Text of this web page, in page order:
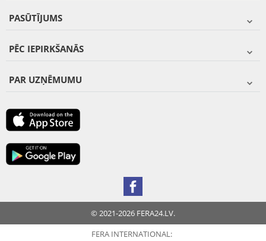
PASŪTĪJUMS
PĒC IEPIRKŠANĀS
PAR UZŅĒMUMU
© 2021-2026 FERA24.LV.
FERA INTERNATIONAL: